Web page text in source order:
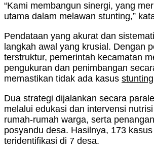
“Kami membangun sinergi, yang
utama dalam melawan stunting,”
Pendataan yang akurat dan
langkah awal yang krusial. Dengan
terstruktur, pemerintah kecamatan
pengukuran dan penimbangan
memastikan tidak ada kasus stunting
Dua strategi dijalankan secara
melalui edukasi dan intervensi
rumah-rumah warga, serta
posyandu desa. Hasilnya, 173
teridentifikasi di 7 desa.